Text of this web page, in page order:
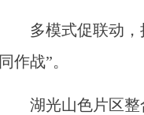
多模式促联动
同作战”。
湖光山色片区